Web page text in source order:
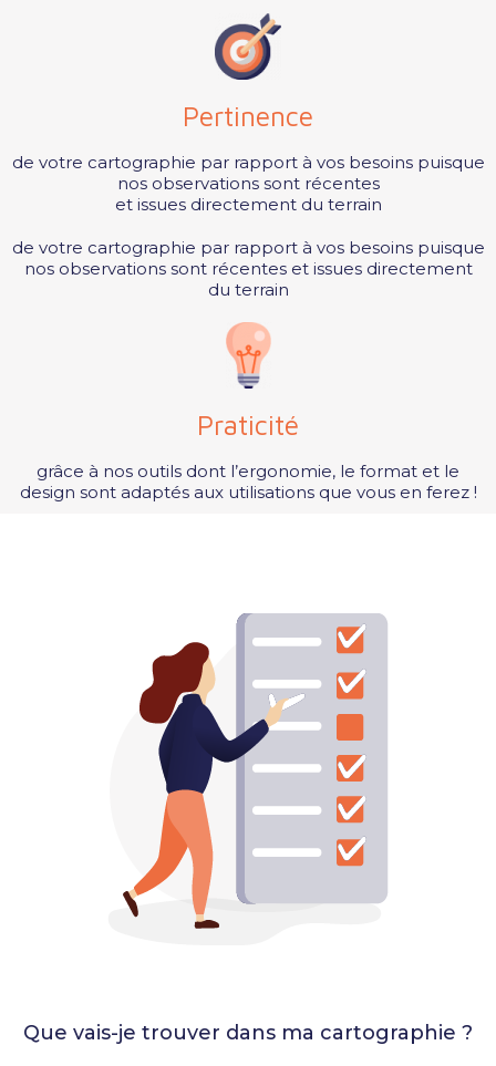
Pertinence
de votre cartographie par rapport à vos besoins puisque
nos observations sont récentes
et issues directement du terrain
de votre cartographie par rapport à vos besoins puisque
nos observations sont récentes et issues directement
du terrain
Praticité
grâce à nos outils dont l’ergonomie, le format et le
design sont adaptés aux utilisations que vous en ferez !
Que vais-je trouver dans ma cartographie ?